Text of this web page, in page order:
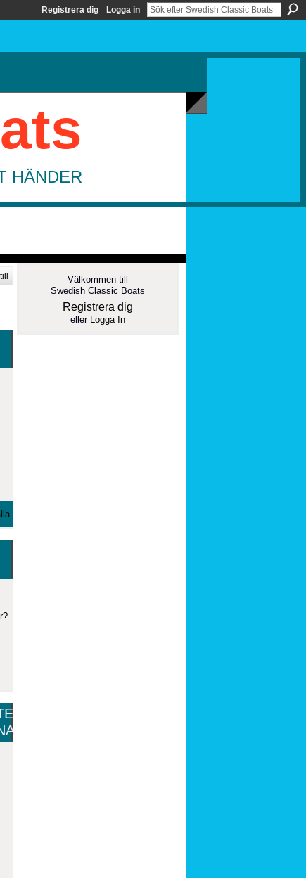
Registrera dig Logga in
HÄNDER
Välkommen till
Swedish Classic Boats
Registrera dig
eller Logga In